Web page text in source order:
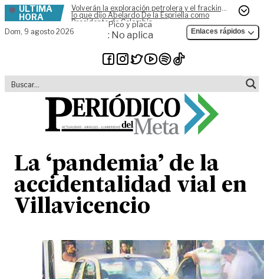
Skip to content
ÚLTIMA
HORA
Volverán la exploración petrolera y el fracking,
lo que dijo Abelardo De la Espriella como
Presidente de Colombia
Dom, 9 agosto 2026
Pico y placa
: No aplica Enlaces rápidos
La ‘pandemia’ de la
accidentalidad vial en
Villavicencio